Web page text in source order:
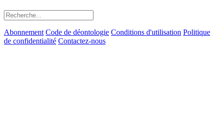
Abonnement Code de déontologie Conditions d'utilisation Politique
de confidentialité Contactez-nous